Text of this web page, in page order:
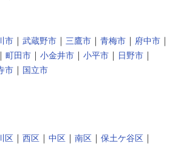
市 ｜ 武蔵野市 ｜ 三鷹市 ｜ 青梅市 ｜ 府中市 ｜
｜ 町田市 ｜ 小金井市 ｜ 小平市 ｜ 日野市 ｜
市 ｜ 国立市
区 ｜ 西区 ｜ 中区 ｜ 南区 ｜ 保土ケ谷区 ｜